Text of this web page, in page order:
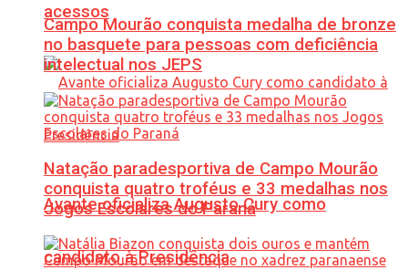
acessos
Avante oficializa Augusto Cury como
candidato à Presidência
Campo Mourão conquista medalha de bronze
no basquete para pessoas com deficiência
intelectual nos JEPS
Natação paradesportiva de Campo Mourão
conquista quatro troféus e 33 medalhas nos
Jogos Escolares do Paraná